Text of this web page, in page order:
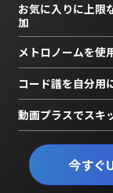
今すぐ
お気に入りに上限
加
メトロノームを使
コード譜を自分用
動画プラスでスキ